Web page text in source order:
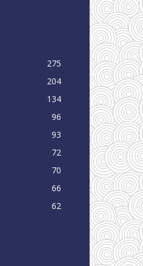
275
204
134
96
93
72
70
66
62